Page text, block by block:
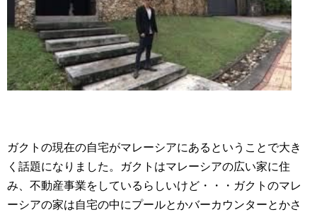
ガクトの現在の自宅がマレーシアにあるということで大き
く話題になりました。ガクトはマレーシアの広い家に住
み、不動産事業をしているらしいけど・・・ガクトのマレ
ーシアの家は自宅の中にプールとかバーカウンターとかさ